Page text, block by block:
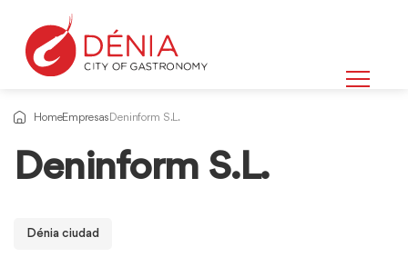
HomeEmpresas Deninform S.L.
Deninform S.L.
Dénia ciudad